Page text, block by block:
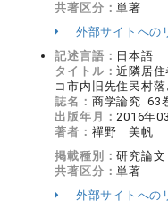
共著区分：単著
外部サイトへの
記述言語： 日本語
タイトル：近隣居
コ市内旧先住民村
誌名： 商学論究 63
出版年月：2016年
著者： 禪野 美帆
掲載種別：研究論文
共著区分：単著
外部サイトへの